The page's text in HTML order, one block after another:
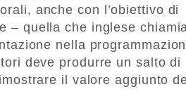
anche con l’obiettivo di
– quella che inglese
nella
deve produrre un salto di
il valore aggiunto